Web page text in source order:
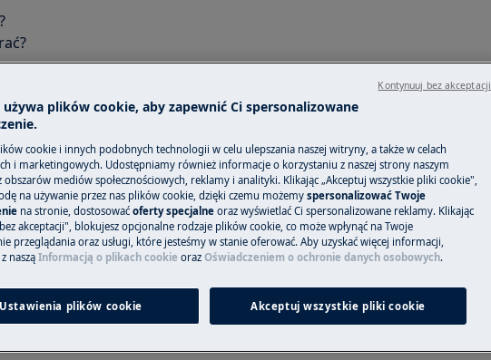
resztki jedzenia oraz
obejmują przypalony tłuszcz i
rodzaju i intensywności
które ułatwiają proces
ryzyka uszkodzenia powierzchni
używa plików cookie, aby zapewnić Ci spersonalizowane
cookie i innych podobnych technologii w celu ulepszania naszej witryny, a także w celach
i marketingowych. Udostępniamy również informacje o korzystaniu z naszej strony naszym
mediów społecznościowych, reklamy i analityki. Klikając „Akceptuj wszystkie pliki cookie",
na używanie przez nas plików cookie, dzięki czemu możemy spersonalizować Twoje
na stronie, dostosować oferty specjalne oraz wyświetlać Ci spersonalizowane reklamy. Klikając
akceptacji", blokujesz opcjonalne rodzaje plików cookie, co może wpłynąć na Twoje
przeglądania oraz usługi, które jesteśmy w stanie oferować. Aby uzyskać więcej informacji,
nasząInformacją o plikach cookie oraz Oświadczeniem o ochronie danych osobowych.
Ustawienia plików cookie Akceptuj wszystkie pliki cookie
Kontynuuj bez akceptacji